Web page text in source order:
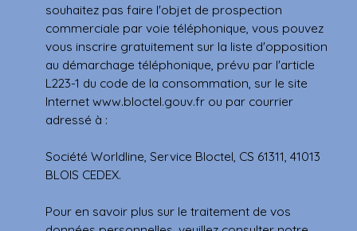
souhaitez pas faire l'objet de prospection
commerciale par voie téléphonique, vous pouvez
vous inscrire gratuitement sur la liste d'opposition
au démarchage téléphonique, prévu par l'article
L223-1 du code de la consommation, sur le site
Internet www.bloctel.gouv.fr ou par courrier
adressé à :
Société Worldline, Service Bloctel, CS 61311, 41013
BLOIS CEDEX.
Pour en savoir plus sur le traitement de vos